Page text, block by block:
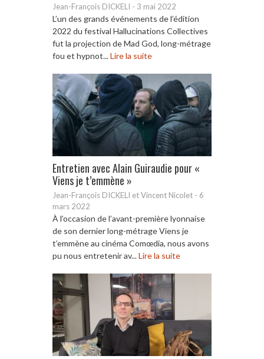
Jean-François DICKELI - 3 mai 2022
L’un des grands événements de l’édition
2022 du festival Hallucinations Collectives
fut la projection de Mad God, long-métrage
fou et hypnot...Lire la suite
Entretien avec Alain Guiraudie pour «
Viens je t’emmène »
Jean-François DICKELI et Vincent Nicolet - 6
mars 2022
À l’occasion de l’avant-première lyonnaise
de son dernier long-métrage Viens je
t’emmène au cinéma Comœdia, nous avons
pu nous entretenir av...Lire la suite